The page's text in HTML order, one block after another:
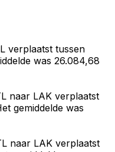
verplaatst tussen
was 26.084,68
naar LAK verplaatst
gemiddelde was
naar LAK verplaatst